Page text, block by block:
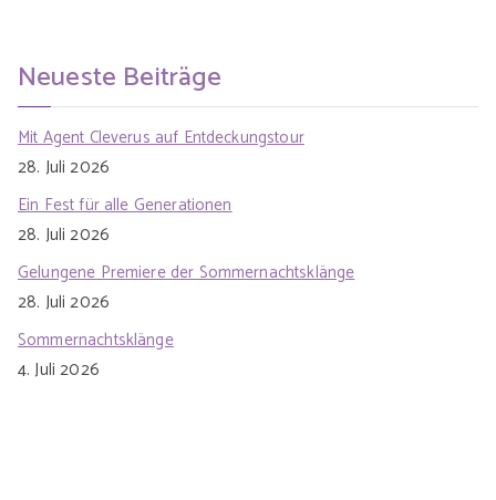
Neueste Beiträge
Mit Agent Cleverus auf Entdeckungstour
28. Juli 2026
Ein Fest für alle Generationen
28. Juli 2026
Gelungene Premiere der Sommernachtsklänge
28. Juli 2026
Sommernachtsklänge
4. Juli 2026